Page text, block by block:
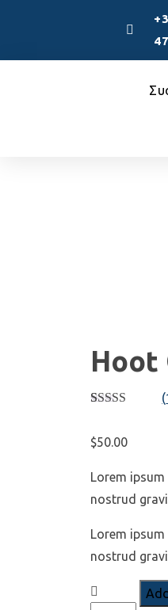
Hoot
out of 5
customer
rating
(
$50.00
Lorem
nostrud
Lorem
nostrud